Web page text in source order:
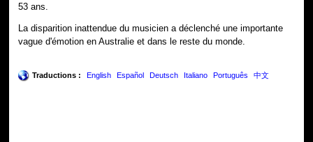
53 ans.
La disparition inattendue du musicien a déclenché une importante
vague d'émotion en Australie et dans le reste du monde.
Traductions : English Español Deutsch Italiano Português 中文